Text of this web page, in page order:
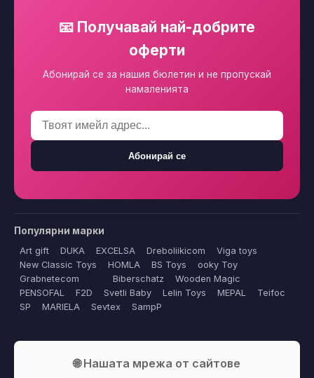
📧 Получавай най-добрите
оферти
Абонирай се за нашия бюлетин и не пропускай
намаленията
Абонирай се
Популярни марки
Art gift DUKA EXCELSA Dreboliikicom
Viga toys
New Classic Toys
HOMLA BS Toys
ooky Toy
Grabnetecom
Biberschatz
Wooden Magic
PENSOFAL
F2D Svetli Baby Lelin Toys MEPAL
Teifoc
SP
MARIELA Sevtex SampP
🌐 Нашата мрежа от сайтове